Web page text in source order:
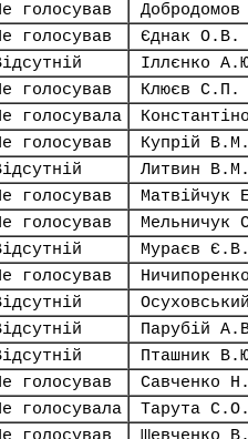
голосував
голосував Єднак О.В.
Іллєнко
голосував Клюєв С.П.
голосувала
голосував Купрій В.М.
Литвин В.М.
голосував Матвійчук
голосував Мельничук
Мураєв Є.В.
голосував
Парубій
Пташник
голосував Савченко
голосувала Тарута С.О.